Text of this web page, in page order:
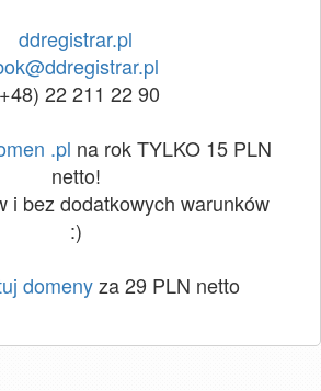
ddregistrar.pl
22 211 22 90
.pl na rok TYLKO 15 PLN
netto!
i bez dodatkowych warunków
:)
domenyza 29 PLN netto